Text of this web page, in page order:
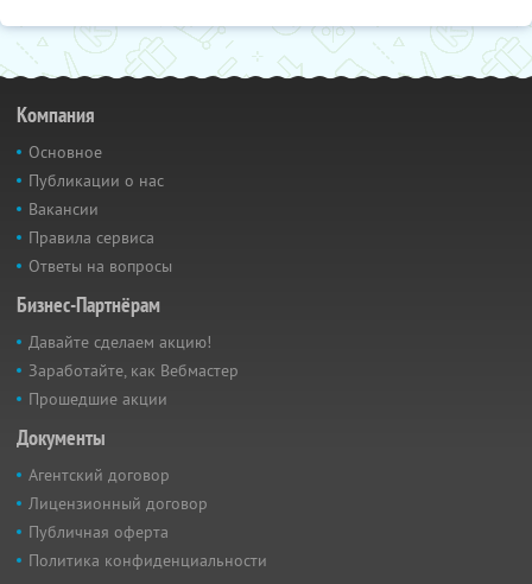
Компания
Основное
Публикации о нас
Вакансии
Правила сервиса
Ответы на вопросы
Бизнес-Партнёрам
Давайте сделаем акцию!
Заработайте, как Вебмастер
Прошедшие акции
Документы
Агентский договор
Лицензионный договор
Публичная оферта
Политика конфиденциальности